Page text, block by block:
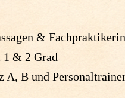
&
1 & 2 Grad
A, B und